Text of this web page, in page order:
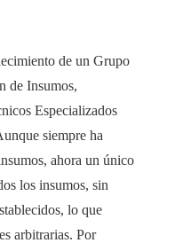
de un Grupo
de Insumos,
Especializados
siempre ha
ahora un único
los insumos, sin
lo que
arbitrarias. Por